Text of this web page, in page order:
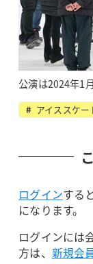
公演は2024年1
アイススケー
ログインする
になります。
ログインには
方は、 新規会